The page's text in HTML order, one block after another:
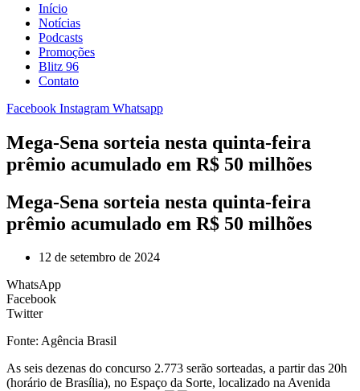
Início
Notícias
Podcasts
Promoções
Blitz 96
Contato
Facebook Instagram Whatsapp
Mega-Sena sorteia nesta quinta-feira
prêmio acumulado em R$ 50 milhões
Mega-Sena sorteia nesta quinta-feira
prêmio acumulado em R$ 50 milhões
12 de setembro de 2024
WhatsApp
Facebook
Twitter
Fonte: Agência Brasil
As seis dezenas do concurso 2.773 serão sorteadas, a partir das 20h
(horário de Brasília), no Espaço da Sorte, localizado na Avenida